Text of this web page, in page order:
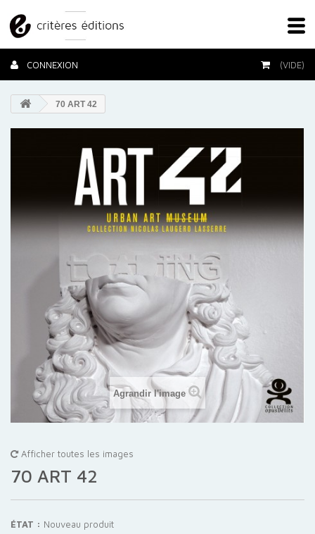
CONNEXION (VIDE)
70 ART 42
Agrandir l'image
Afficher toutes les images
70 ART 42
ÉTAT : Nouveau produit